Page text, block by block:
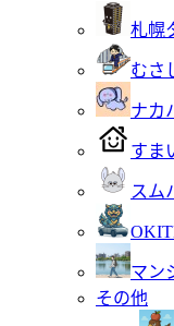
札幌
むさ
ナカ
すま
スム
マン
その他